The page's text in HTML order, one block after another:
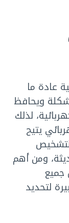
عادة ما
ويحافظ
لذلك
يتيح
ومن أهم
جميع
لتحديد